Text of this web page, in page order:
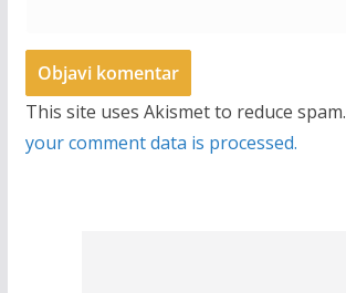
This site uses Akismet to reduce spam.
your comment data is processed.